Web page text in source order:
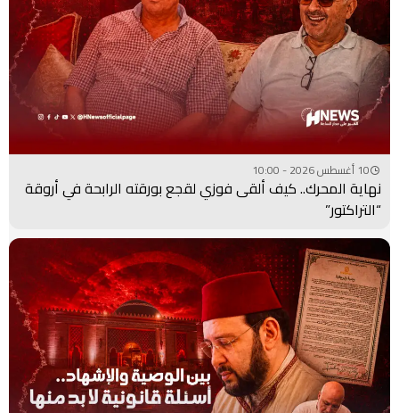
10 أغسطس 2026 - 10:00
نهاية المحرك.. كيف ألقى فوزي لقجع بورقته الرابحة في أروقة
“التراكتور”